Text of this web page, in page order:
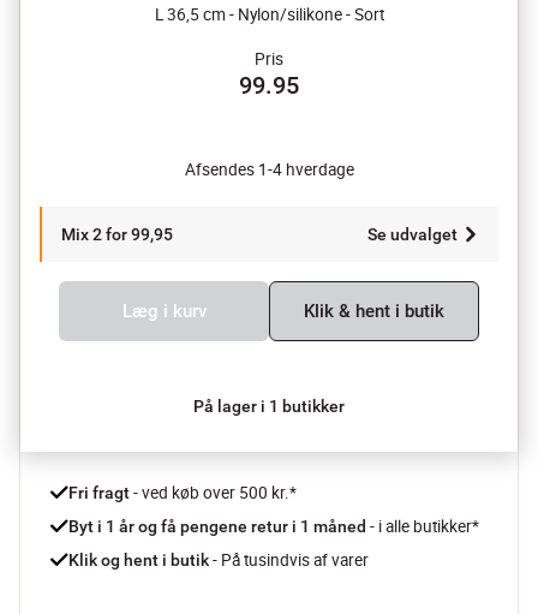
L 36,5 cm - Nylon/silikone - Sort
Pris
99.95
Afsendes 1-4 hverdage
Mix 2 for 99,95 Se udvalget
Læg i kurv Klik & hent i butik
På lager i 1 butikker
Fri fragt - ved køb over 500 kr.*
Byt i 1 år og få pengene retur i 1 måned - i alle butikker*
Klik og hent i butik - På tusindvis af varer